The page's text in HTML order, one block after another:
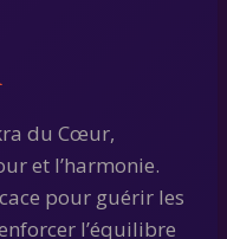
du Cœur,
et l’harmonie.
pour guérir les
l’équilibre